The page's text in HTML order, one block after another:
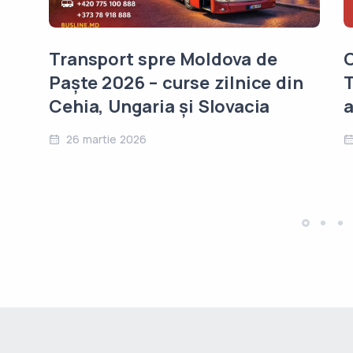
Transport spre Moldova de
Paște 2026 – curse zilnice din
Cehia, Ungaria și Slovacia
26 martie 2026